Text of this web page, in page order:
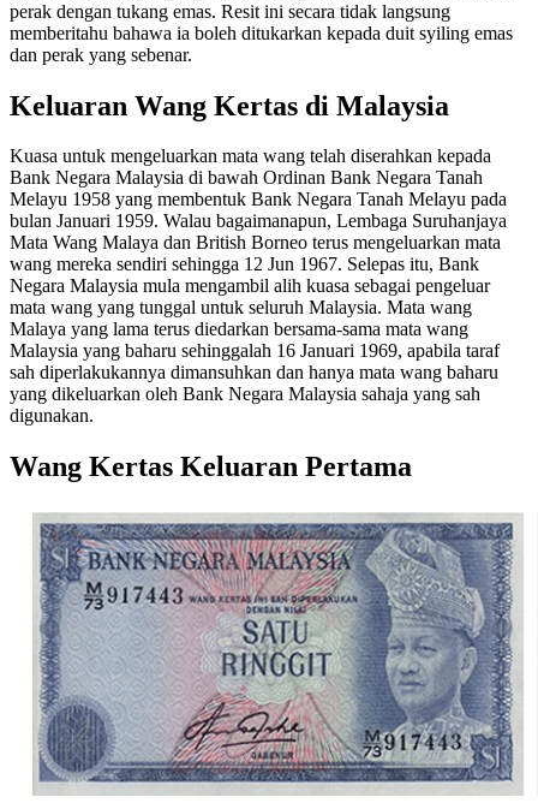
perak dengan tukang emas. Resit ini secara tidak langsung
memberitahu bahawa ia boleh ditukarkan kepada duit syiling emas
dan perak yang sebenar.
Keluaran Wang Kertas di Malaysia
Kuasa untuk mengeluarkan mata wang telah diserahkan kepada
Bank Negara Malaysia di bawah Ordinan Bank Negara Tanah
Melayu 1958 yang membentuk Bank Negara Tanah Melayu pada
bulan Januari 1959. Walau bagaimanapun, Lembaga Suruhanjaya
Mata Wang Malaya dan British Borneo terus mengeluarkan mata
wang mereka sendiri sehingga 12 Jun 1967. Selepas itu, Bank
Negara Malaysia mula mengambil alih kuasa sebagai pengeluar
mata wang yang tunggal untuk seluruh Malaysia. Mata wang
Malaya yang lama terus diedarkan bersama-sama mata wang
Malaysia yang baharu sehinggalah 16 Januari 1969, apabila taraf
sah diperlakukannya dimansuhkan dan hanya mata wang baharu
yang dikeluarkan oleh Bank Negara Malaysia sahaja yang sah
digunakan.
Wang Kertas Keluaran Pertama